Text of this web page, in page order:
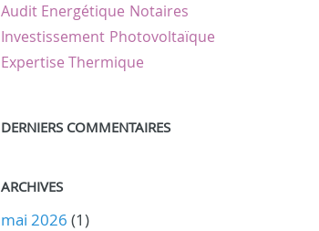
Audit Energétique Notaires
Investissement Photovoltaïque
Expertise Thermique
DERNIERS COMMENTAIRES
ARCHIVES
mai 2026 (1)